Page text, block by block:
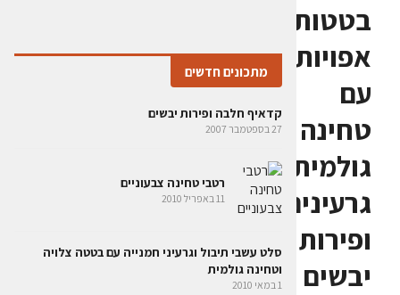
בטטות
אפויות
עם
טחינה
גולמית,
גרעינים
ופירות
יבשים
מתכונים חדשים
קדאיף חלבה ופירות יבשים
27 בספטמבר 2007
רטבי טחינה צבעוניים
11 באפריל 2010
סלט עשבי תיבול וגרעיני חמנייה עם בטטה צלויה
וטחינה גולמית
1 במאי 2010